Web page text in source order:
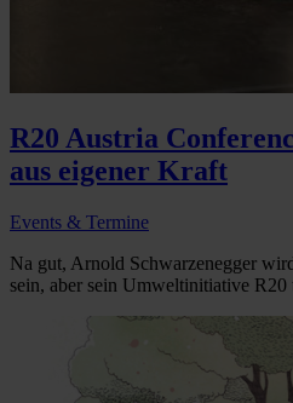
R20 Austria
aus eigener Kraft
Events & Termine
Na gut, Arnold Schwarzenegger
sein, aber sein Umweltinitiative R20